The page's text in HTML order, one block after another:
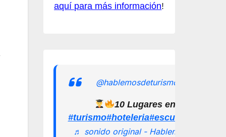
aquí para más información!
@hablemosdeturismomx
10 Lugares en los que
#turismo#hoteleria
♬ sonido original - Hablemos de